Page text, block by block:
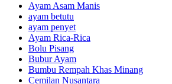
Ayam Asam Manis
ayam betutu
ayam penyet
Ayam Rica-Rica
Bolu Pisang
Bubur Ayam
Bumbu Rempah Khas Minang
Cemilan Nusantara